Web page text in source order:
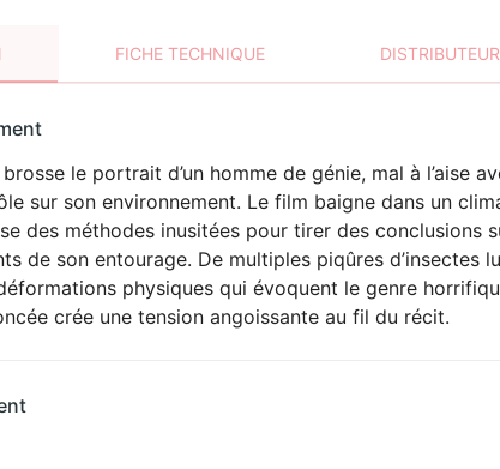
FICHE TECHNIQUE
HORREUR
le portrait d’un homme de génie, mal à l’aise
sur son environnement. Le film baigne dans un
des méthodes inusitées pour tirer des conclusions
de son entourage. De multiples piqûres d’insectes
physiques qui évoquent le genre
crée une tension angoissante au fil du récit.